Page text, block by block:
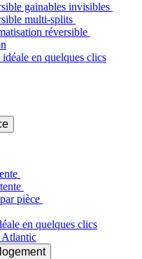
gainables invisibles
multi-splits
réversible
en quelques clics
pièce
en quelques clics
Atlantic